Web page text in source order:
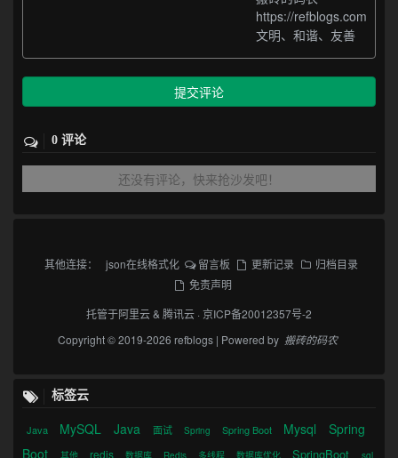
https://refblogs.com
文明、和谐、友善
提交评论
0 评论
还没有评论，快来抢沙发吧！
其他连接： json在线格式化 留言板 更新记录
归档目录
免责声明
托管于阿里云& 腾讯云 ·京ICP备20012357号-2
Copyright © 2019-2026 refblogs | Powered by 搬砖的码农
标签云
Java MySQL Java 面试 Spring Spring Boot Mysql
Spring
Boot
其他 redis 数据库 Redis 多线程 数据库优化 SpringBoot sql